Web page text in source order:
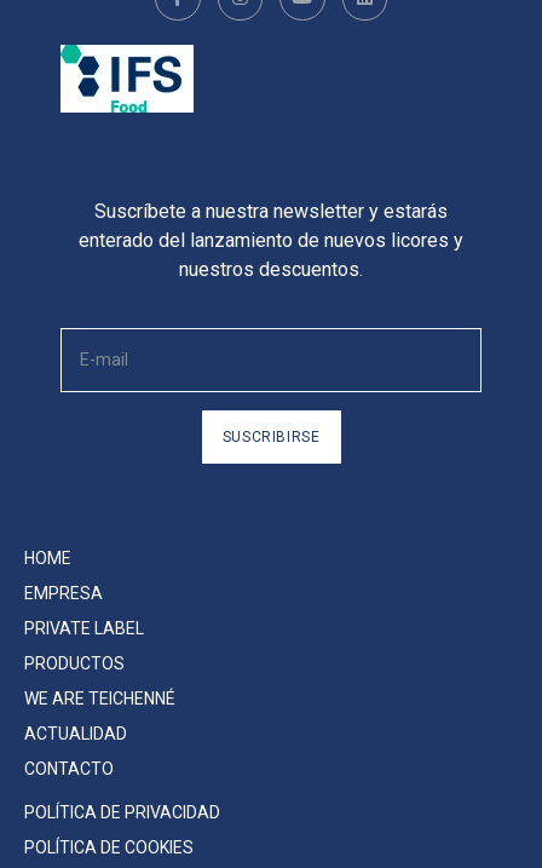
HOME
EMPRESA
PRIVATE LABEL
PRODUCTOS
WE ARE TEICHENNÉ
ACTUALIDAD
CONTACTO
POLÍTICA DE PRIVACIDAD
POLÍTICA DE COOKIES
Suscríbete a nuestra newsletter y estarás
enterado del lanzamiento de nuevos licores y
nuestros descuentos.
SUSCRIBIRSE